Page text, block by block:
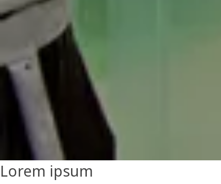
Lorem ipsum